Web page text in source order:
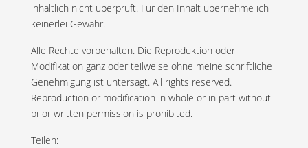
inhaltlich nicht überprüft. Für den Inhalt übernehme ich
keinerlei Gewähr.
Alle Rechte vorbehalten. Die Reproduktion oder
Modifikation ganz oder teilweise ohne meine schriftliche
Genehmigung ist untersagt. All rights reserved.
Reproduction or modification in whole or in part without
prior written permission is prohibited.
Teilen: